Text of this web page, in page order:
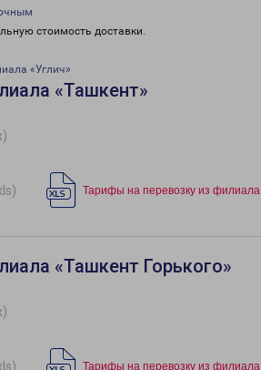
стоимость доставки.
«Углич»
«Ташкент»
Тарифы на перевозку из филиала
«Ташкент Горького»
Тарифы на перевозку из филиала